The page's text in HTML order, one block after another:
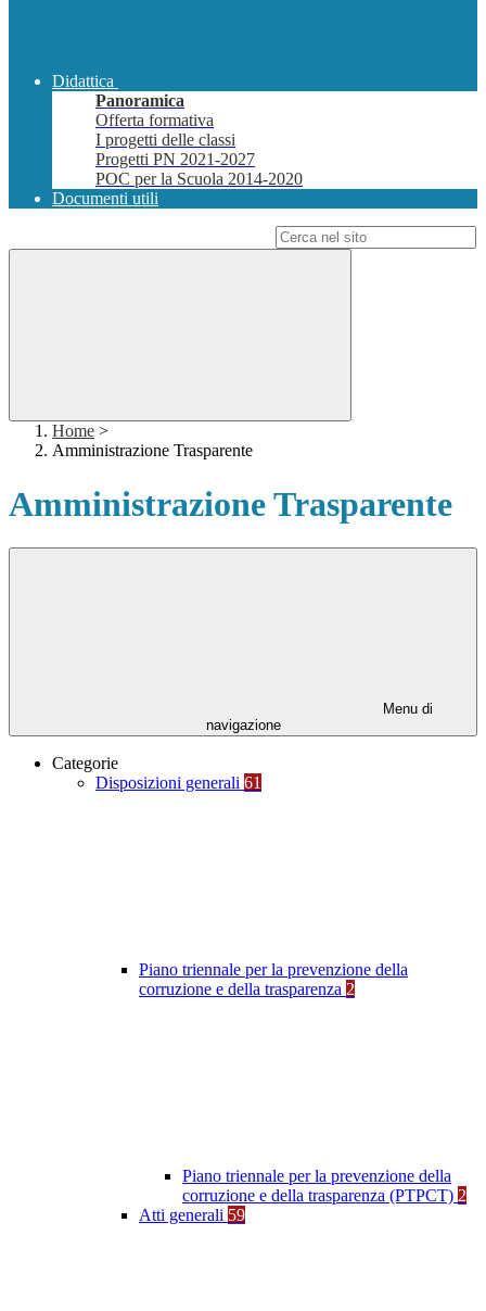
Didattica
Panoramica
Offerta formativa
I progetti delle classi
Progetti PN 2021-2027
POC per la Scuola 2014-2020
Documenti utili
Home >
Amministrazione Trasparente
Amministrazione Trasparente
Menu di
navigazione
Categorie
Disposizioni generali 61
Piano triennale per la prevenzione della
corruzione e della trasparenza 2
Piano triennale per la prevenzione della
corruzione e della trasparenza (PTPCT) 2
Atti generali 59